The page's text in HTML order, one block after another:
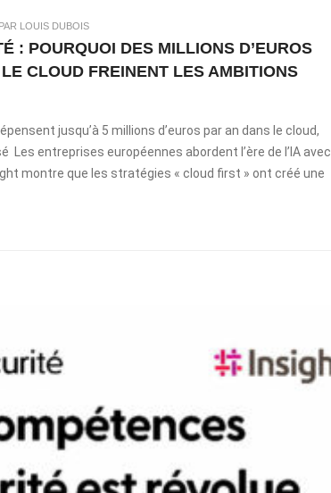
PAR LOUIS DUBOIS
: POURQUOI DES MILLIONS D’EUROS
CLOUD FREINENT LES AMBITIONS
jusqu’à 5 millions d’euros par an dans le cloud,
entreprises européennes abordent l’ère de l’IA avec
montre que les stratégies « cloud first » ont créé une